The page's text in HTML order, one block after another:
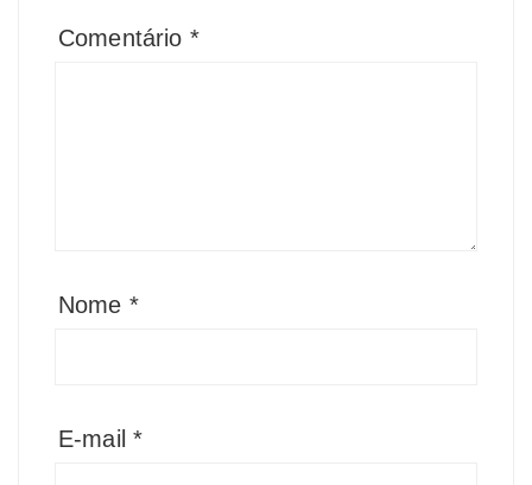
Comentário *
Nome *
E-mail*